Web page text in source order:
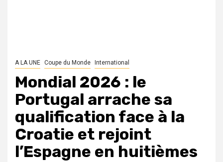
A LA UNE Coupe du Monde International
Mondial 2026 : le
Portugal arrache sa
qualification face à la
Croatie et rejoint
l’Espagne en huitièmes